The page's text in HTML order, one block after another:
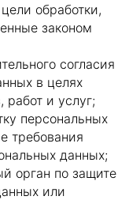
обработки,
законом
согласия
в целях
и услуг;
персональных
требования
данных;
орган по защите
или